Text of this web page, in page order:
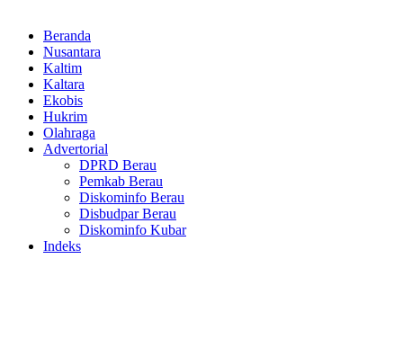
Beranda
Nusantara
Kaltim
Kaltara
Ekobis
Hukrim
Olahraga
Advertorial
DPRD Berau
Pemkab Berau
Diskominfo Berau
Disbudpar Berau
Diskominfo Kubar
Indeks